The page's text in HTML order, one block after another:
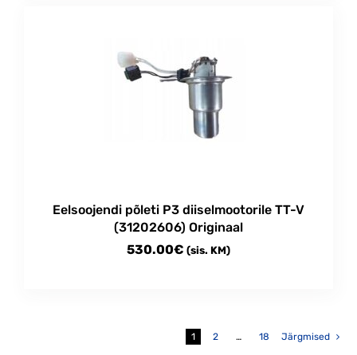
Eelsoojendi põleti P3 diiselmootorile TT-V
(31202606) Originaal
530.00€ (sis. KM)
1 2 … 18 Järgmised